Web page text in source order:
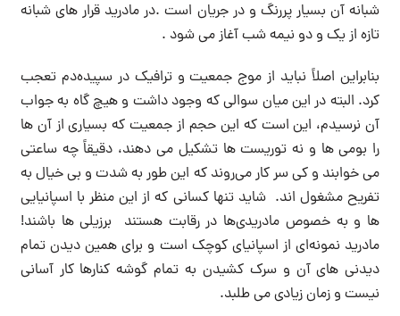
شبانه آن بسیار پررنگ و در جریان است .در مادرید قرار های شبانه
تازه از یک و دو نیمه شب آغاز می شود .
بنابراین اصلاً نباید از موج جمعیت و ترافیک در سپیده‌دم تعجب
کرد. البته در این میان سوالی که وجود داشت و هیچ گاه به جواب
آن نرسیدم، این است که این حجم از جمعیت که بسیاری از آن ها
را بومی ها و نه توریست ها تشکیل می دهند، دقیقاً چه ساعتی
می خوابند و کی سر کار می‌روند که این طور به شدت و بی خیال به
تفریح مشغول اند. شاید تنها کسانی که از این منظر با اسپانیایی
ها و به خصوص مادریدی‌ها در رقابت هستند برزیلی ها باشند!
مادرید نمونه‌ای از اسپانیای کوچک است و برای همین دیدن تمام
دیدنی های آن و سرک کشیدن به تمام گوشه کنارها کار آسانی
نیست و زمان زیادی می طلبد.